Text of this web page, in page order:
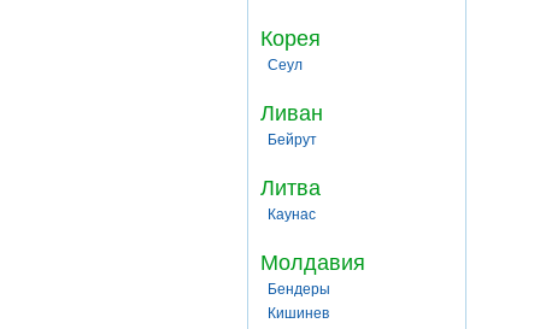
Корея
Сеул
Ливан
Бейрут
Литва
Каунас
Молдавия
Бендеры
Кишинев